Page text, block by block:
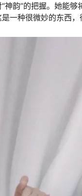
神韵”的把握。她能
一种很微妙的东西